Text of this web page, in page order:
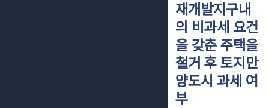
재개발지구내
의 비과세 요건
을 갖춘 주택을
철거 후 토지만
양도시 과세 여
부